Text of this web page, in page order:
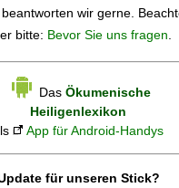
wir gerne.
bitte: Bevor Sie uns fragen.
Das Ökumenische
Heiligenlexikon
App für Android-Handys
für unseren Stick?